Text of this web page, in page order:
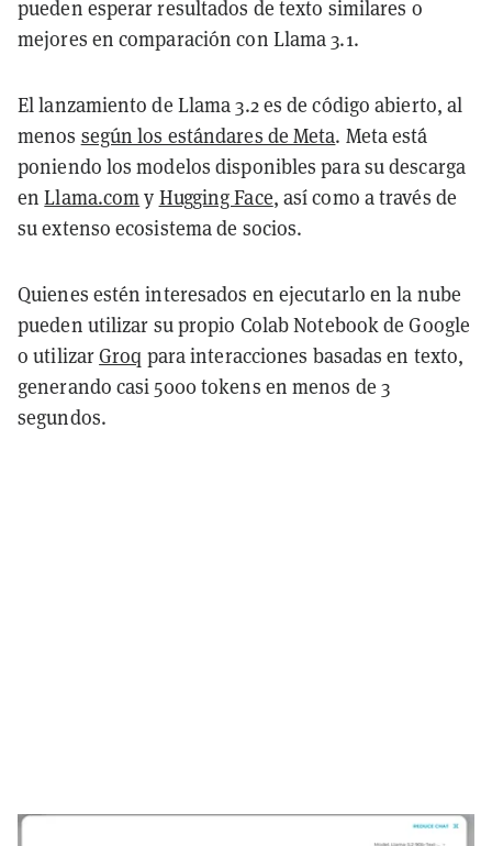
pueden esperar resultados de texto similares o
mejores en comparación con Llama 3.1.
El lanzamiento de Llama 3.2 es de código abierto, al
menos según los estándares de Meta. Meta está
poniendo los modelos disponibles para su descarga
enLlama.comy Hugging Face, así como a través de
su extenso ecosistema de socios.
Quienes estén interesados en ejecutarlo en la nube
pueden utilizar su propio Colab Notebook de Google
o utilizarGroq para interacciones basadas en texto,
generando casi 5000 tokens en menos de 3
segundos.